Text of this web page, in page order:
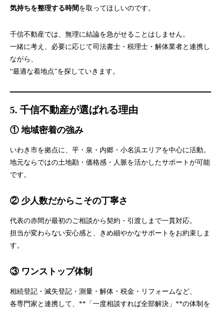
気持ちを整理する時間 を取ってほしいのです。
千信不動産では、無理に結論を急がせることはしません。
一緒に考え、必要に応じて司法書士・税理士・解体業者と連携し
ながら、
“最適な着地点”を探していきます。
5. 千信不動産が選ばれる理由
① 地域密着の強み
いわき市を拠点に、平・泉・内郷・小名浜エリアを中心に活動。
地元ならではの土地勘・価格感・人脈を活かしたサポートが可能
です。
② 少人数だからこその丁寧さ
代表の赤間が最初のご相談から契約・引渡しまで一貫対応。
担当が変わらない安心感と、きめ細やかなサポートをお約束しま
す。
③ ワンストップ体制
相続登記・滅失登記・測量・解体・税金・リフォームなど、
各専門家と連携して、**「一度相談すれば全部解決」**の体制を